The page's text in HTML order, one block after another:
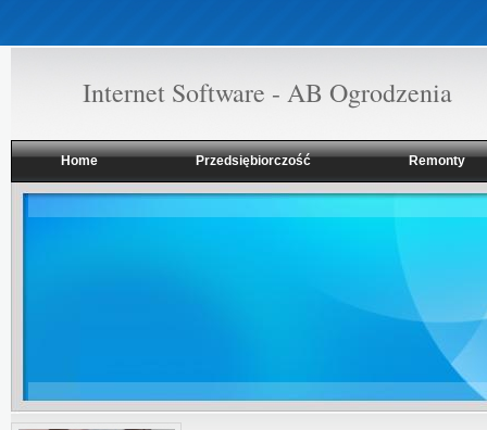
Internet Software - AB Ogrodzenia
Home Przedsiębiorczość Remonty